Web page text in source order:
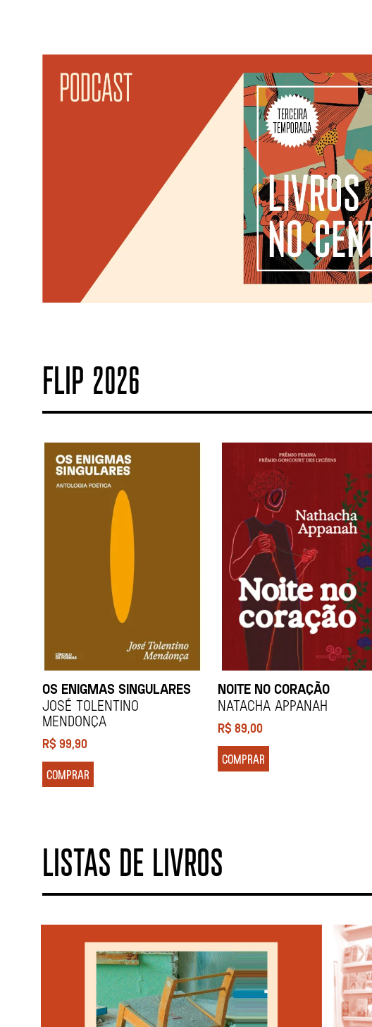
FLIP 2026
OS ENIGMAS SINGULARES
JOSÉ TOLENTINO
MENDONÇA
R$99,90
COMPRAR
NOITE NO CORAÇÃO
Natacha Appanah
R$89,00
COMPRAR
LISTAS DE LIVROS